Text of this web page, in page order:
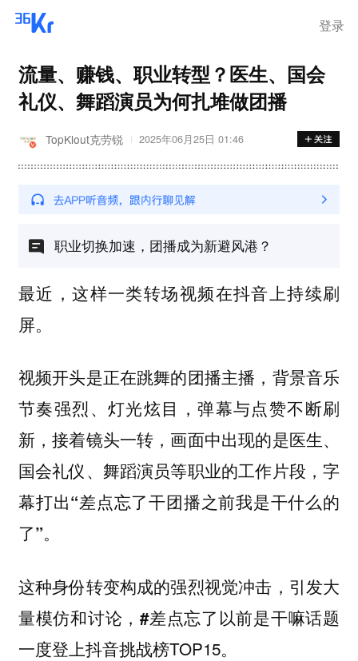
登录
流量、赚钱、职业转型？医生、国会
礼仪、舞蹈演员为何扎堆做团播
TopKlout克劳锐 2025年06月25日 01:46
职业切换加速，团播成为新避风港？
最近，这样一类转场视频在抖音上持续刷
屏。
视频开头是正在跳舞的团播主播，背景音乐
节奏强烈、灯光炫目，弹幕与点赞不断刷
新，接着镜头一转，画面中出现的是医生、
国会礼仪、舞蹈演员等职业的工作片段，字
幕打出“差点忘了干团播之前我是干什么的
了”。
这种身份转变构成的强烈视觉冲击，引发大
量模仿和讨论，#差点忘了以前是干嘛话题
一度登上抖音挑战榜TOP15。